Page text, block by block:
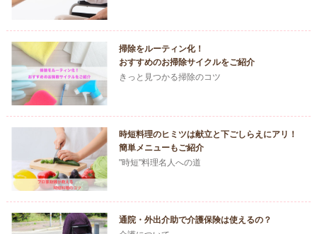
掃除をルーティン化！
おすすめのお掃除サイクルをご紹介
きっと見つかる掃除のコツ
時短料理のヒミツは献立と下ごしらえにアリ！
簡単メニューもご紹介
"時短"料理名人への道
通院・外出介助で介護保険は使えるの？